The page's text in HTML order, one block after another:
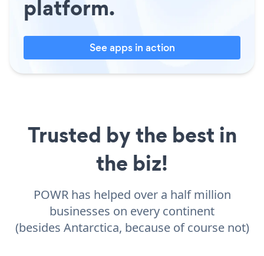
platform.
See apps in action
Trusted by the best in
the biz!
POWR has helped over a half million
businesses on every continent
(besides Antarctica, because of course not)